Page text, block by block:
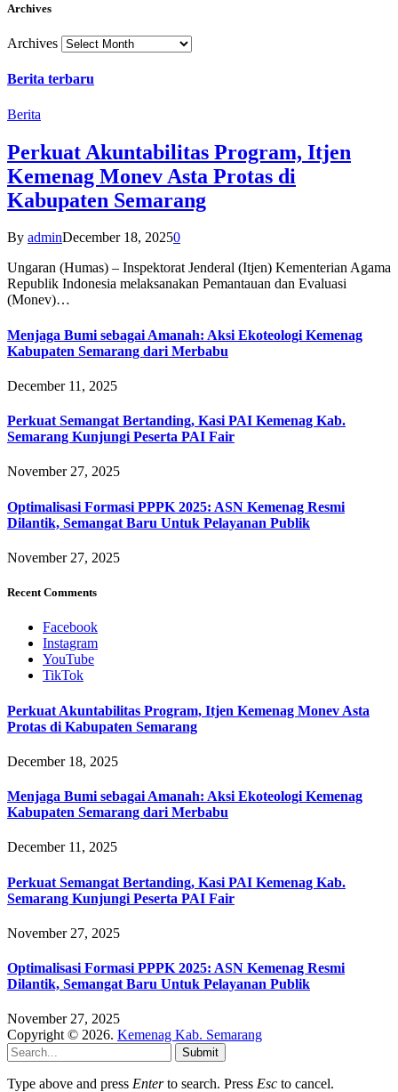
Archives
Archives
Berita terbaru
Berita
Perkuat Akuntabilitas Program, Itjen
Kemenag Monev Asta Protas di
Kabupaten Semarang
By adminDecember 18, 20250
Ungaran (Humas) – Inspektorat Jenderal (Itjen) Kementerian Agama
Republik Indonesia melaksanakan Pemantauan dan Evaluasi
(Monev)…
Menjaga Bumi sebagai Amanah: Aksi Ekoteologi Kemenag
Kabupaten Semarang dari Merbabu
December 11, 2025
Perkuat Semangat Bertanding, Kasi PAI Kemenag Kab.
Semarang Kunjungi Peserta PAI Fair
November 27, 2025
Optimalisasi Formasi PPPK 2025: ASN Kemenag Resmi
Dilantik, Semangat Baru Untuk Pelayanan Publik
November 27, 2025
Recent Comments
Facebook
Instagram
YouTube
TikTok
Perkuat Akuntabilitas Program, Itjen Kemenag Monev Asta
Protas di Kabupaten Semarang
December 18, 2025
Menjaga Bumi sebagai Amanah: Aksi Ekoteologi Kemenag
Kabupaten Semarang dari Merbabu
December 11, 2025
Perkuat Semangat Bertanding, Kasi PAI Kemenag Kab.
Semarang Kunjungi Peserta PAI Fair
November 27, 2025
Optimalisasi Formasi PPPK 2025: ASN Kemenag Resmi
Dilantik, Semangat Baru Untuk Pelayanan Publik
November 27, 2025
Copyright © 2026. Kemenag Kab. Semarang
Submit
Type above and press Enterto search. Press Esc to cancel.